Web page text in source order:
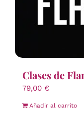
Clases de
79,00 €
Añadir al carrito